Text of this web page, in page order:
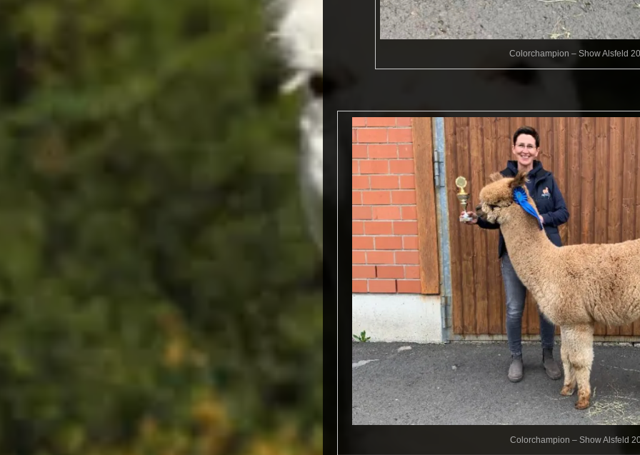
Colorchampion – Show Alsfeld
Colorchampion – Show Alsfeld